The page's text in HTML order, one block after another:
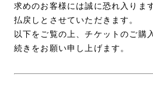
求めのお客様には誠に恐れ入りま
払戻しとさせていただきます。
以下をご覧の上、チケットのご購
続きをお願い申し上げます。